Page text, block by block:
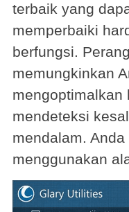
terbaik yang
memperbaiki
berfungsi.
memungkinkan
mengoptimalkan
mendeteksi
mendalam.
menggunakan